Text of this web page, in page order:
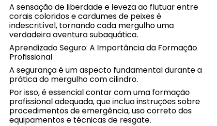
A sensação de liberdade e leveza ao flutuar entre
corais coloridos e cardumes de peixes é
indescritível, tornando cada mergulho uma
verdadeira aventura subaquática.
Aprendizado Seguro: A Importância da Formação
Profissional
A segurança é um aspecto fundamental durante a
prática do mergulho com cilindro.
Por isso, é essencial contar com uma formação
profissional adequada, que inclua instruções sobre
procedimentos de emergência, uso correto dos
equipamentos e técnicas de resgate.